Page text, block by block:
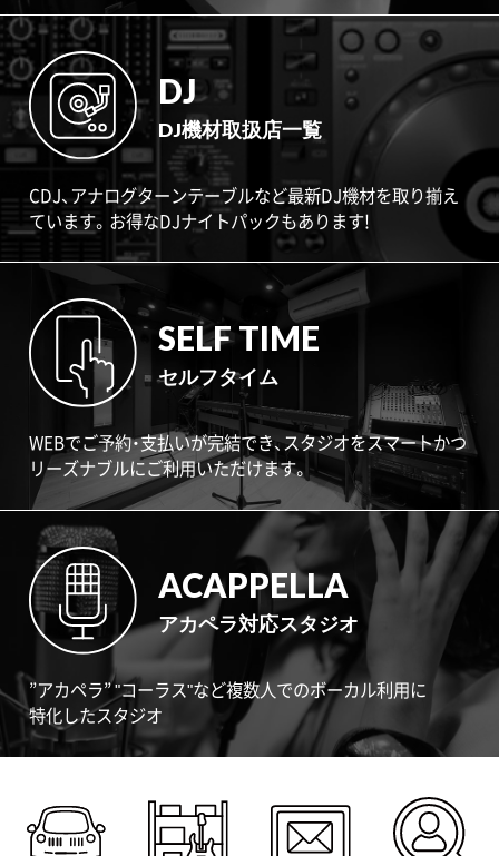
DJ
DJ機材取扱店一覧
CDJ、アナログターンテーブルなど最新DJ機材を取り揃え
ています。お得なDJナイトパックもあります!
SELF TIME
セルフタイム
WEBでご予約・支払いが完結でき、スタジオをスマートかつ
リーズナブルにご利用いただけます。
ACAPPELLA
アカペラ対応スタジオ
”アカペラ” "コーラス"など複数人でのボーカル利用に
特化したスタジオ